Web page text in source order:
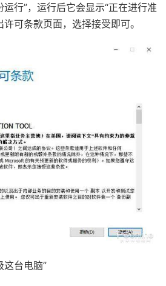
行”，运行后它会显示“正在进行准
可条款页面，选择接受即可。
这台电脑”